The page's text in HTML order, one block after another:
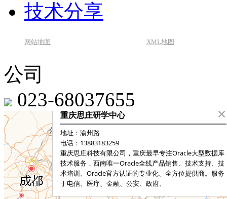
技术分享
网站地图 XML地图
公司
023-68037655